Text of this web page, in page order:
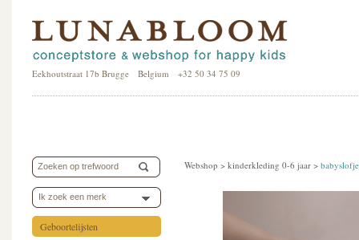
Eekhoutstraat 17b Brugge Belgium +32 50 34 75 09
Ik zoek een merk
Geboortelijsten
Webshop > kinderkleding 0-6 jaar >